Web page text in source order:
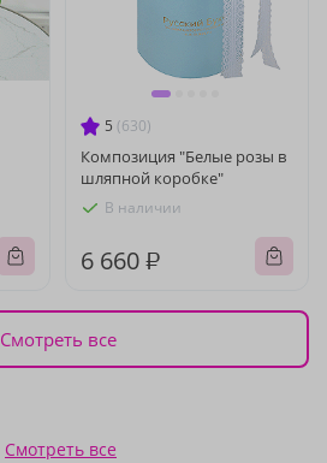
5 (630)
Композиция "Белые розы в
шляпной коробке"
В наличии
6 660 ₽
Смотреть все
Смотреть все